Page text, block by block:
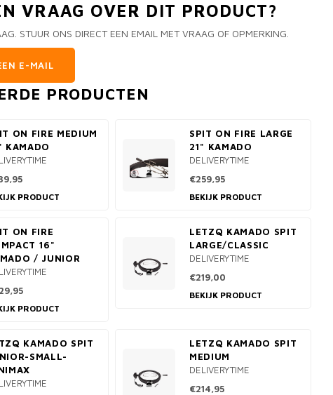
VRAAG OVER DIT PRODUCT?
STUUR ONS DIRECT EEN EMAIL MET VRAAG OF OPMERKING.
E-MAIL
PRODUCTEN
ON FIRE MEDIUM
KAMADO
PRODUCT
SPIT ON FIRE LARGE
21" KAMADO
DELIVERYTIME
€259,95
BEKIJK PRODUCT
ON FIRE
16"
/ JUNIOR
PRODUCT
LETZQ KAMADO SPIT
LARGE/CLASSIC
DELIVERYTIME
€219,00
BEKIJK PRODUCT
KAMADO SPIT
SMALL-
LETZQ KAMADO SPIT
MEDIUM
DELIVERYTIME
€214,95